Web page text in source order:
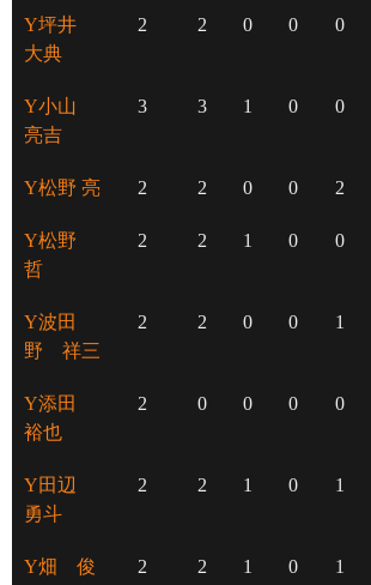
Y坪井
大典
2 2 0 0 0
Y小山
亮吉
3 3 1 0 0
Y松野 亮 2 2 0 0 2
Y松野
哲
2 2 1 0 0
Y波田
野 祥三
2 2 0 0 1
Y添田
裕也
2 0 0 0 0
Y田辺
勇斗
2 2 1 0 1
Y畑 俊
2 2 1 0 1